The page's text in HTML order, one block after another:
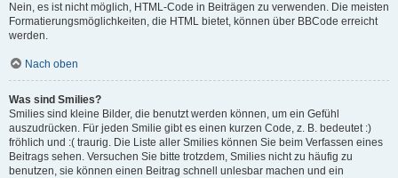
Nein, es ist nicht möglich, HTML-Code in Beiträgen zu verwenden. Die meisten
Formatierungsmöglichkeiten, die HTML bietet, können über BBCode erreicht
werden.
Nach oben
Was sind Smilies?
Smilies sind kleine Bilder, die benutzt werden können, um ein Gefühl
auszudrücken. Für jeden Smilie gibt es einen kurzen Code, z. B. bedeutet :)
fröhlich und :( traurig. Die Liste aller Smilies können Sie beim Verfassen eines
Beitrags sehen. Versuchen Sie bitte trotzdem, Smilies nicht zu häufig zu
benutzen, sie können einen Beitrag schnell unlesbar machen und ein